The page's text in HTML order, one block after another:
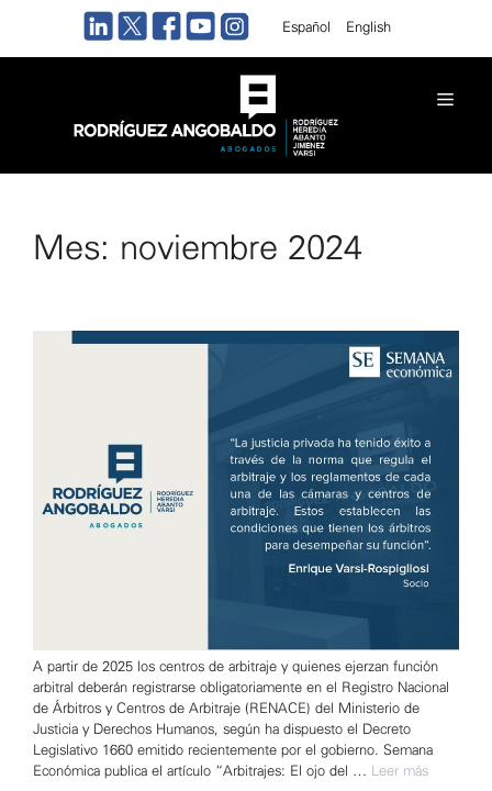
Español English
Mes: noviembre 2024
A partir de 2025 los centros de arbitraje y quienes ejerzan función
arbitral deberán registrarse obligatoriamente en el Registro Nacional
de Árbitros y Centros de Arbitraje (RENACE) del Ministerio de
Justicia y Derechos Humanos, según ha dispuesto el Decreto
Legislativo 1660 emitido recientemente por el gobierno. Semana
Económica publica el artículo “Arbitrajes: El ojo del …
Leer más